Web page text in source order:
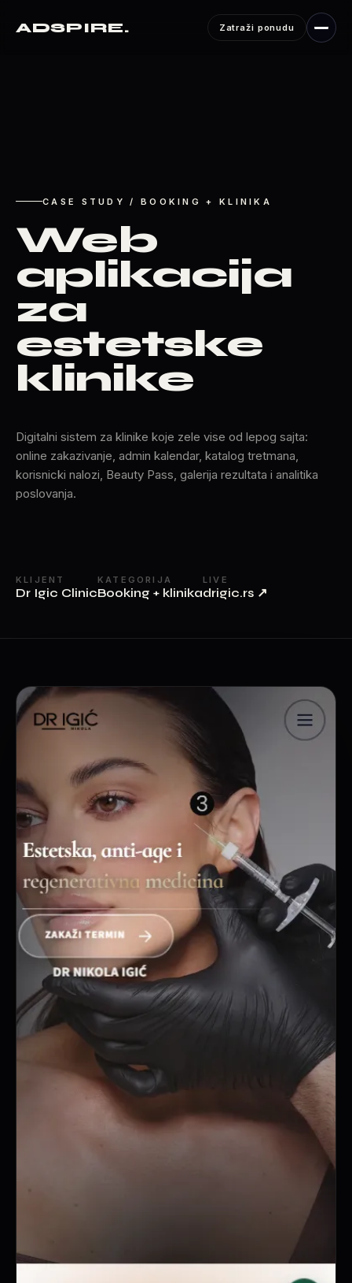
ADSPIRE. Zatraži ponudu
CASE STUDY / BOOKING + KLINIKA
Web
aplikacija
za
estetske
klinike
Digitalni sistem za klinike koje zele vise od lepog sajta:
online zakazivanje, admin kalendar, katalog tretmana,
korisnicki nalozi, Beauty Pass, galerija rezultata i analitika
poslovanja.
KLIJENT
Dr Igic Clinic
KATEGORIJA
Booking + klinika
LIVE
drigic.rs ↗